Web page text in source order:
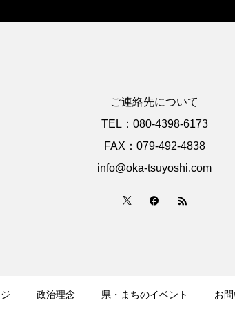
ご連絡先について
TEL：080-4398-6173
FAX：079-492-4838
info@oka-tsuyoshi.com
政治理念 県・まちのイベント お